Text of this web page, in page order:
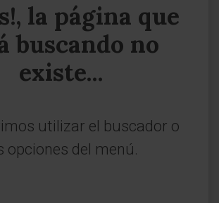
la página que
buscando no
existe...
utilizar el buscador o
opciones del menú.